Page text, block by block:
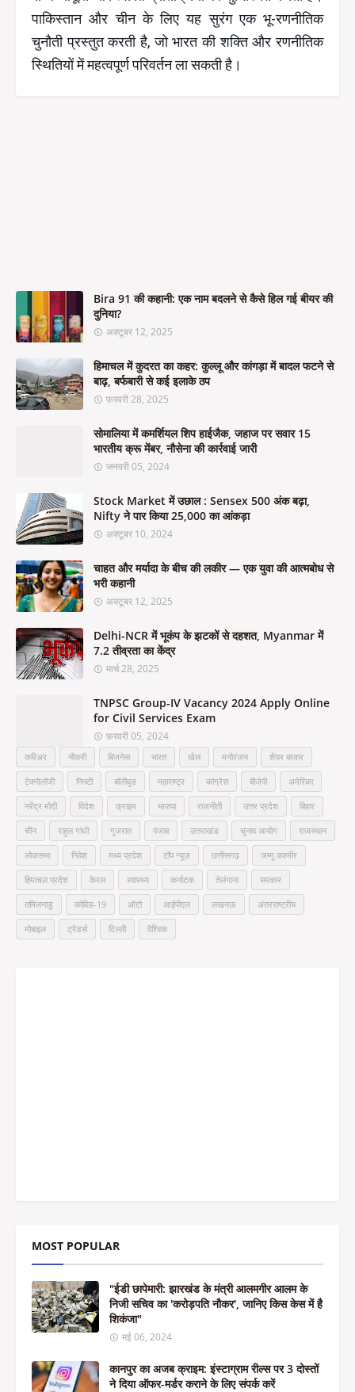
पाकिस्तान और चीन के लिए यह सुरंग एक भू-रणनीतिक
चुनौती प्रस्तुत करती है, जो भारत की शक्ति और रणनीतिक
स्थितियों में महत्वपूर्ण परिवर्तन ला सकती है।
Bira 91 की कहानी: एक नाम बदलने से कैसे हिल गई बीयर की
दुनिया?
अक्टूबर 12, 2025
हिमाचल में कुदरत का कहर: कुल्लू और कांगड़ा में बादल फटने से
बाढ़, बर्फबारी से कई इलाके ठप
फ़रवरी 28, 2025
सोमालिया में कमर्शियल शिप हाईजैक, जहाज पर सवार 15
भारतीय क्रू मेंबर, नौसेना की कार्रवाई जारी
जनवरी 05, 2024
Stock Market में उछाल : Sensex 500 अंक बढ़ा,
Nifty ने पार किया 25,000 का आंकड़ा
अक्टूबर 10, 2024
चाहत और मर्यादा के बीच की लकीर — एक युवा की आत्मबोध से
भरी कहानी
अक्टूबर 12, 2025
Delhi-NCR में भूकंप के झटकों से दहशत, Myanmar में
7.2 तीव्रता का केंद्र
मार्च 28, 2025
TNPSC Group-IV Vacancy 2024 Apply Online
for Civil Services Exam
फ़रवरी 05, 2024
करिअर नौकरी बिजनेस भारत खेल मनोरंजन शेयर बाजार
टेक्नोलॉजी निफ्टी बॉलीवुड महाराष्ट्र कांग्रेस बीजेपी अमेरिका
नरेंद्र मोदी विदेश क्राइम भाजपा राजनीती उत्तर प्रदेश बिहार
चीन राहुल गांधी गुजरात पंजाब उत्तराखंड चुनाव आयोग राजस्थान
लोकसभा निवेश मध्य प्रदेश टॉप न्यूज़ छत्तीसगढ़ जम्मू कश्मीर
हिमाचल प्रदेश केरल स्वास्थ्य कर्नाटक तेलंगाना सरकार
तमिलनाडु कोविड-19 ऑटो आईपीएल लखनऊ अंतरराष्ट्रीय
मोबाइल ट्रेडर्स दिल्ली वैश्विक
MOST POPULAR
"ईडी छापेमारी: झारखंड के मंत्री आलमगीर आलम के
निजी सचिव का 'करोड़पति नौकर', जानिए किस केस में है
शिकंजा"
मई 06, 2024
कानपुर का अजब क्राइम: इंस्टाग्राम रील्स पर 3 दोस्तों
ने दिया ऑफर-मर्डर कराने के लिए संपर्क करें